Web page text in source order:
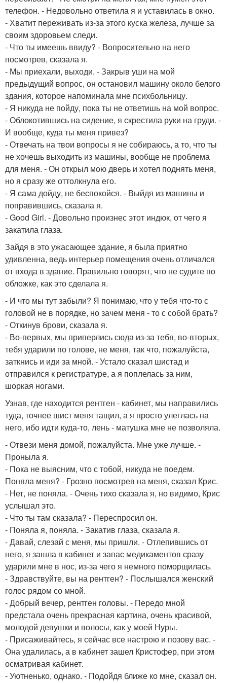
телефон. - Недовольно ответила я и уставилась в окно.
- Хватит переживать из-за этого куска железа, лучше за
своим здоровьем следи.
- Что ты имеешь ввиду? - Вопросительно на него
посмотрев, сказала я.
- Мы приехали, выходи. - Закрыв уши на мой
предыдущий вопрос, он остановил машину около белого
здания, которое напоминала мне психбольницу.
- Я никуда не пойду, пока ты не ответишь на мой вопрос.
- Облокотившись на сидение, я скрестила руки на груди. -
И вообще, куда ты меня привез?
- Отвечать на твои вопросы я не собираюсь, а то, что ты
не хочешь выходить из машины, вообще не проблема
для меня. - Он открыл мою дверь и хотел поднять меня,
но я сразу же оттолкнула его.
- Я сама дойду, не беспокойся. - Выйдя из машины и
поправившись, сказала я.
- Good Girl. - Довольно произнес этот индюк, от чего я
закатила глаза.
Зайдя в это ужасающее здание, я была приятно
удивленна, ведь интерьер помещения очень отличался
от входа в здание. Правильно говорят, что не судите по
обложке, как это сделала я.
- И что мы тут забыли? Я понимаю, что у тебя что-то с
головой не в порядке, но зачем меня - то с собой брать?
- Откинув брови, сказала я.
- Во-первых, мы приперлись сюда из-за тебя, во-вторых,
тебя ударили по голове, не меня, так что, пожалуйста,
заткнись и иди за мной. - Устало сказал шистад и
отправился к регистратуре, а я поплелась за ним,
шоркая ногами.
Узнав, где находится рентген - кабинет, мы направились
туда, точнее шист меня тащил, а я просто улеглась на
него, ибо идти куда-то, лень - матушка мне не позволяла.
- Отвези меня домой, пожалуйста. Мне уже лучше. -
Проныла я.
- Пока не выясним, что с тобой, никуда не поедем.
Поняла меня? - Грозно посмотрев на меня, сказал Крис.
- Нет, не поняла. - Очень тихо сказала я, но видимо, Крис
услышал это.
- Что ты там сказала? - Переспросил он.
- Поняла я, поняла. - Закатив глаза, сказала я.
- Давай, слезай с меня, мы пришли. - Отлепившись от
него, я зашла в кабинет и запас медикаментов сразу
ударили мне в нос, из-за чего я немного поморщилась.
- Здравствуйте, вы на рентген? - Послышался женский
голос рядом со мной.
- Добрый вечер, рентген головы. - Передо мной
предстала очень прекрасная картина, очень красивой,
молодой девушки и волосы, как у моей Нуры.
- Присаживайтесь, я сейчас все настрою и позову вас. -
Она удалилась, а в кабинет зашел Кристофер, при этом
осматривая кабинет.
- Уютненько, однако. - Подойдя ближе ко мне, сказал он.